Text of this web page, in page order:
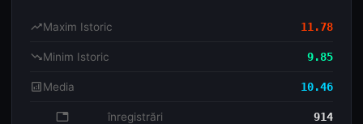
trending_upMaxim Istoric 11.78
trending_downMinim Istoric 9.85
analyticsMedia 10.46
database înregistrări 914